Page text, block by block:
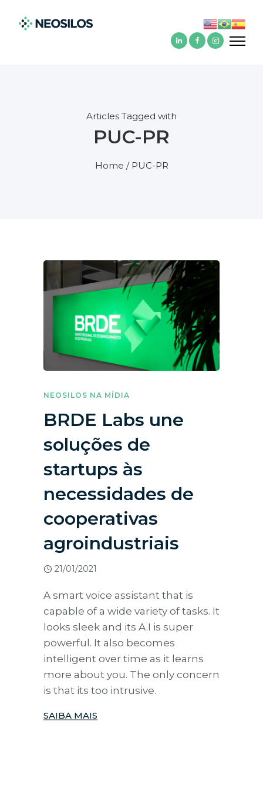
Articles Tagged with
PUC-PR
Home / PUC-PR
NEOSILOS NA MÍDIA
BRDE Labs une
soluções de
startups às
necessidades de
cooperativas
agroindustriais
21/01/2021
A smart voice assistant that is
capable of a wide variety of tasks. It
looks sleek and its A.I is super
powerful. It also becomes
intelligent over time as it learns
more about you. The only concern
is that its too intrusive.
SAIBA MAIS